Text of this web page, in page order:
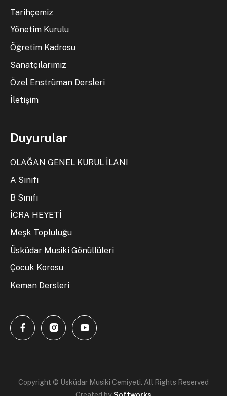
Tarihçemiz
Yönetim Kurulu
Öğretim Kadrosu
Sanatçılarımız
Özel Enstrüman Dersleri
İletişim
Duyurular
OLAĞAN GENEL KURUL İLANI
A Sınıfı
B Sınıfı
İCRA HEYETİ
Meşk Topluluğu
Üsküdar Musiki Gönüllüleri
Çocuk Korosu
Keman Dersleri
Copyright © Üsküdar Musiki Cemiyeti. All Rights Reserved